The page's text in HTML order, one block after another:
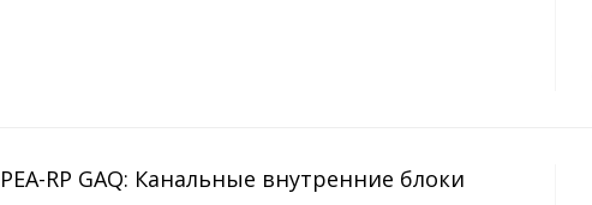
PEA-RP GAQ: Канальные внутренние блоки